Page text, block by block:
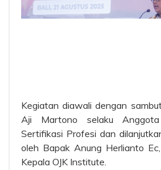
Kegiatan diawali dengan
Aji Martono selaku
Sertifikasi Profesi dan
oleh Bapak Anung Herlianto
Kepala OJK Institute.